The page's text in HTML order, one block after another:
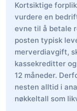
Kortsiktige
vurdere en
evne til å betale
posten typisk
merverdiavgift,
kassekreditter
12 måneder.
nesten alltid i
nøkkeltall som